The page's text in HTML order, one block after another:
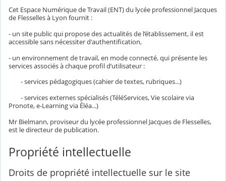
Cet Espace Numérique de Travail (ENT) du lycée professionnel Jacques
de Flesselles à Lyon fournit :
- un site public qui propose des actualités de l’établissement, il est
accessible sans nécessiter d'authentification,
- un environnement de travail, en mode connecté, qui présente les
services associés à chaque profil d’utilisateur :
- services pédagogiques (cahier de textes, rubriques...)
- services externes spécialisés (TéléServices, Vie scolaire via
Pronote, e-Learning via Éléa...)
Mr Bielmann, proviseur du lycée professionnel Jacques de Flesselles,
est le directeur de publication.
Propriété intellectuelle
Droits de propriété intellectuelle sur le site